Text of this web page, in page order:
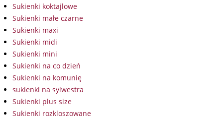
Sukienki koktajlowe
Sukienki małe czarne
Sukienki maxi
Sukienki midi
Sukienki mini
Sukienki na co dzień
Sukienki na komunię
sukienki na sylwestra
Sukienki plus size
Sukienki rozkloszowane